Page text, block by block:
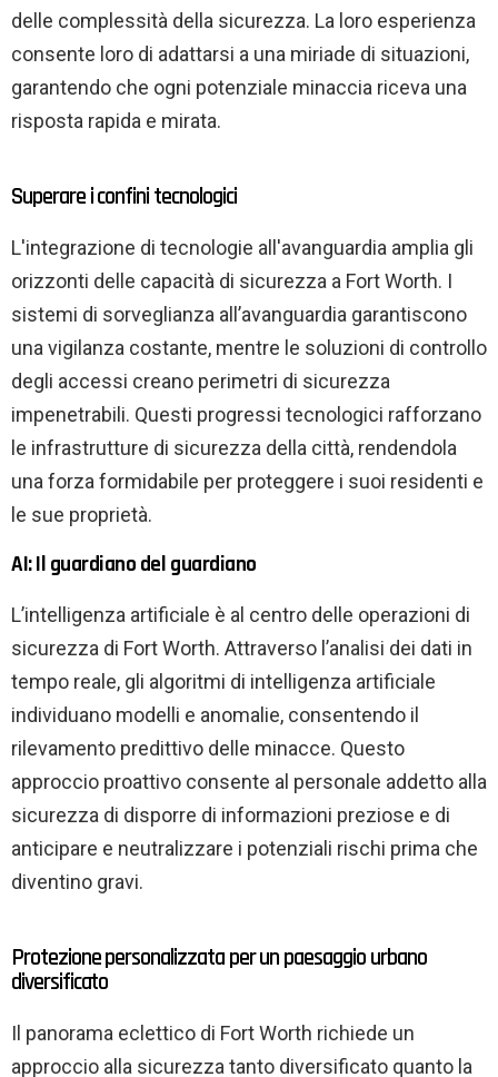
delle complessità della sicurezza. La loro esperienza
consente loro di adattarsi a una miriade di situazioni,
garantendo che ogni potenziale minaccia riceva una
risposta rapida e mirata.
Superare i confini tecnologici
L'integrazione di tecnologie all'avanguardia amplia gli
orizzonti delle capacità di sicurezza a Fort Worth. I
sistemi di sorveglianza all’avanguardia garantiscono
una vigilanza costante, mentre le soluzioni di controllo
degli accessi creano perimetri di sicurezza
impenetrabili. Questi progressi tecnologici rafforzano
le infrastrutture di sicurezza della città, rendendola
una forza formidabile per proteggere i suoi residenti e
le sue proprietà.
AI: Il guardiano del guardiano
L’intelligenza artificiale è al centro delle operazioni di
sicurezza di Fort Worth. Attraverso l’analisi dei dati in
tempo reale, gli algoritmi di intelligenza artificiale
individuano modelli e anomalie, consentendo il
rilevamento predittivo delle minacce. Questo
approccio proattivo consente al personale addetto alla
sicurezza di disporre di informazioni preziose e di
anticipare e neutralizzare i potenziali rischi prima che
diventino gravi.
Protezione personalizzata per un paesaggio urbano
diversificato
Il panorama eclettico di Fort Worth richiede un
approccio alla sicurezza tanto diversificato quanto la